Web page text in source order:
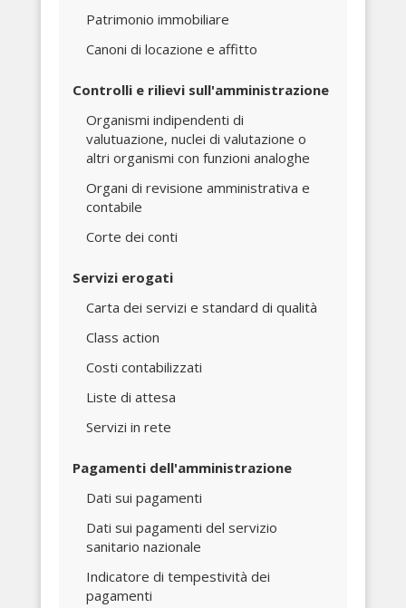
Patrimonio immobiliare
Canoni di locazione e affitto
Controlli e rilievi sull'amministrazione
Organismi indipendenti di
valutuazione, nuclei di valutazione o
altri organismi con funzioni analoghe
Organi di revisione amministrativa e
contabile
Corte dei conti
Servizi erogati
Carta dei servizi e standard di qualità
Class action
Costi contabilizzati
Liste di attesa
Servizi in rete
Pagamenti dell'amministrazione
Dati sui pagamenti
Dati sui pagamenti del servizio
sanitario nazionale
Indicatore di tempestività dei
pagamenti